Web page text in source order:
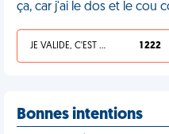
ça, car j'ai le dos et le cou
JE VALIDE, C'EST UNE VDM 1 222
Bonnes intentions